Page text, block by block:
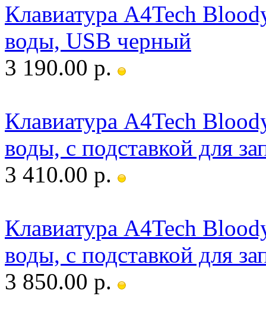
Клавиатура A4Tech
воды, USB черный
3 190.00 р.
Клавиатура A4Tech
воды, c подставкой для
3 410.00 р.
Клавиатура A4Tech
воды, c подставкой для
3 850.00 р.